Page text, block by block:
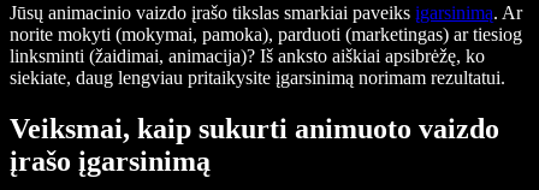
Jūsų animacinio vaizdo įrašo tikslas smarkiai paveiks įgarsinimą. Ar
norite mokyti (mokymai, pamoka), parduoti (marketingas) ar tiesiog
linksminti (žaidimai, animacija)? Iš anksto aiškiai apsibrėžę, ko
siekiate, daug lengviau pritaikysite įgarsinimą norimam rezultatui.
Veiksmai, kaip sukurti animuoto vaizdo
įrašo įgarsinimą